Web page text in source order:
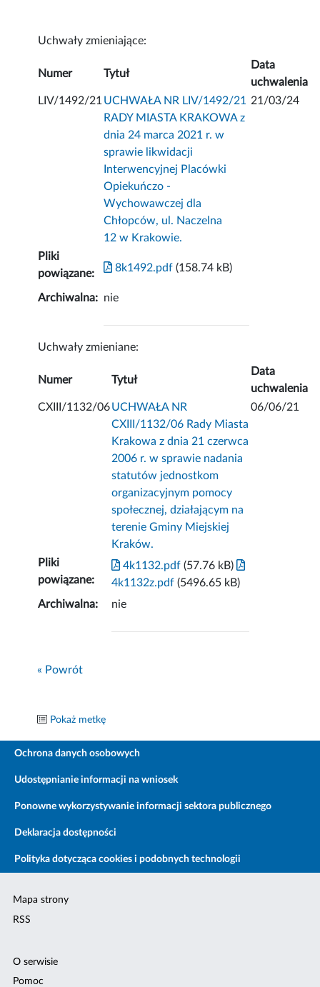
Uchwały zmieniające:
Numer Tytuł
Data
uchwalenia
LIV/1492/21 UCHWAŁA NR LIV/1492/21
RADY MIASTA KRAKOWA z
dnia 24 marca 2021 r. w
sprawie likwidacji
Interwencyjnej Placówki
Opiekuńczo -
Wychowawczej dla
Chłopców, ul. Naczelna
12 w Krakowie.
21/03/24
Pliki
powiązane:
8k1492.pdf (158.74 kB)
Archiwalna: nie
Uchwały zmieniane:
Numer Tytuł
Data
uchwalenia
CXIII/1132/06UCHWAŁA NR
CXIII/1132/06 Rady Miasta
Krakowa z dnia 21 czerwca
2006 r. w sprawie nadania
statutów jednostkom
organizacyjnym pomocy
społecznej, działającym na
terenie Gminy Miejskiej
Kraków.
06/06/21
Pliki
powiązane:
4k1132.pdf (57.76 kB)
4k1132z.pdf (5496.65 kB)
Archiwalna:
nie
« Powrót
Pokaż metkę
Ochrona danych osobowych
Udostępnianie informacji na wniosek
Ponowne wykorzystywanie informacji sektora publicznego
Deklaracja dostępności
Polityka dotycząca cookies i podobnych technologii
Mapa strony
RSS
O serwisie
Pomoc